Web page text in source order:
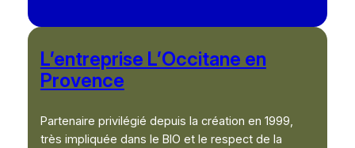
L’entreprise L’Occitane en
Provence
Partenaire privilégié depuis la création en 1999,
très impliquée dans le BIO et le respect de la